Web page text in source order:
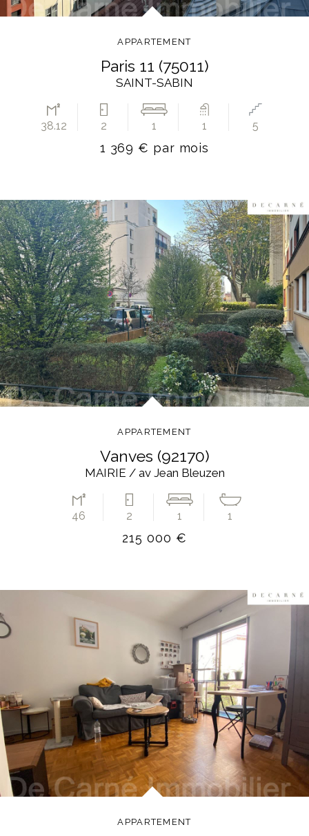
APPARTEMENT
paris 11 (75011)
SAINT-SABIN
38.12 2 1 1 5
1 369 € par mois
APPARTEMENT
vanves (92170)
MAIRIE / av Jean Bleuzen
46 2 1 1
215 000 €
APPARTEMENT